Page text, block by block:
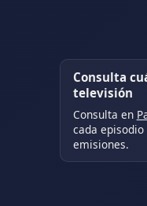
Consulta
televisión
Consulta en
cada
emisiones.